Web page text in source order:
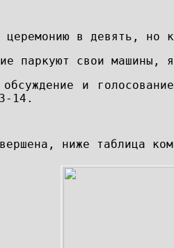
церемонию в девять, но
паркуют свои машины,
и
14.
ниже таблица